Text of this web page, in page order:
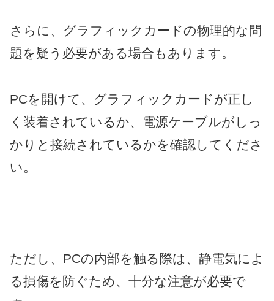
さらに、グラフィックカードの物理的な問
題を疑う必要がある場合もあります。
PCを開けて、グラフィックカードが正し
く装着されているか、電源ケーブルがしっ
かりと接続されているかを確認してくださ
い。
ただし、PCの内部を触る際は、静電気によ
る損傷を防ぐため、十分な注意が必要で